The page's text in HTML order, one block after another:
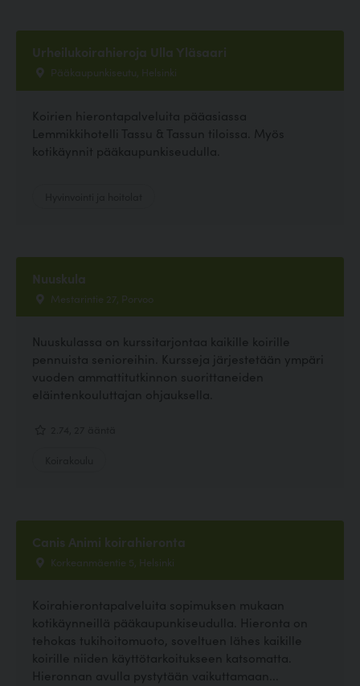
Urheilukoirahieroja Ulla Yläsaari
Pääkaupunkiseutu, Helsinki
Koirien hierontapalveluita pääasiassa
Lemmikkihotelli Tassu & Tassun tiloissa. Myös
kotikäynnit pääkaupunkiseudulla.
Nuuskula
Mestarintie 27, Porvoo
Nuuskulassa on kurssitarjontaa kaikille koirille
pennuista senioreihin. Kursseja järjestetään ympäri
vuoden ammattitutkinnon suorittaneiden
eläintenkouluttajan ohjauksella.
Canis Animi koirahieronta
Korkeanmäentie 5, Helsinki
Koirahierontapalveluita sopimuksen mukaan
kotikäynneillä pääkaupunkiseudulla. Hieronta on
tehokas tukihoitomuoto, soveltuen lähes kaikille
koirille niiden käyttötarkoitukseen katsomatta.
Hieronnan avulla pystytään vaikuttamaan...